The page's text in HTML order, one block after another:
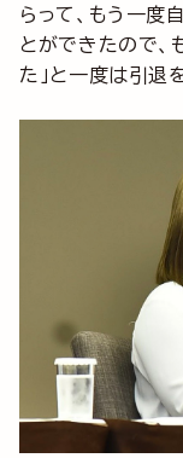
らって、もう一度
とができたので、
た」と一度は引退